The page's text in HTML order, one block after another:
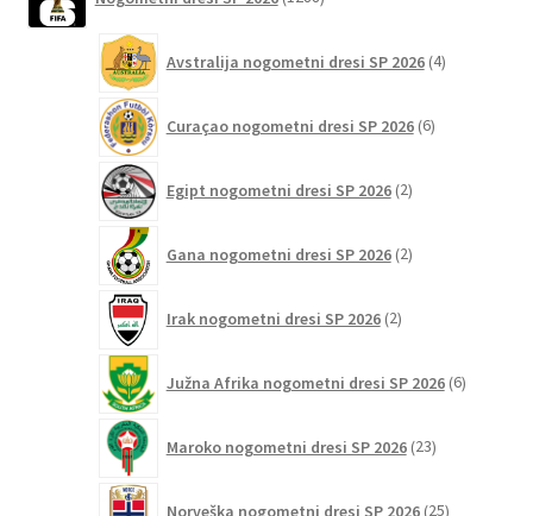
izdelkov
Avstralija nogometni dresi SP 2026 4izdelki
Curaçao nogometni dresi SP 2026 6izdelkov
Egipt nogometni dresi SP 2026 2izdelka
Gana nogometni dresi SP 2026 2izdelka
Irak nogometni dresi SP 2026 2izdelka
Južna Afrika nogometni dresi SP 2026 6izdelkov
Maroko nogometni dresi SP 2026 23izdelkov
Norveška nogometni dresi SP 2026 25